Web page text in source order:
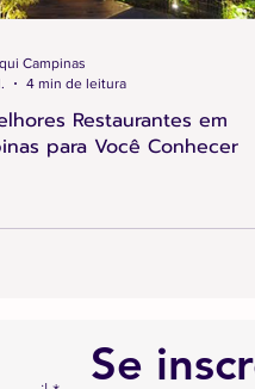
Restaurantes em
para Você Conhecer
Campinas
4 min de leitura
Se